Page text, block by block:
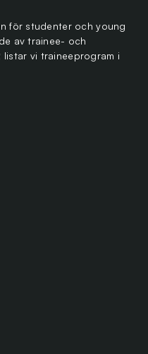
för studenter och young
av trainee- och
vi traineeprogram i